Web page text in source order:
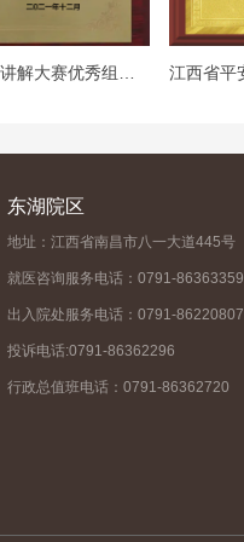
江西省平
东湖院区
地址：江西省南昌市八一大道445号
就医咨询服务电话：0791-86363359
出入院处服务电话：0791-86220807
投诉电话:0791-86362296
行政总值班电话：0791-86362720